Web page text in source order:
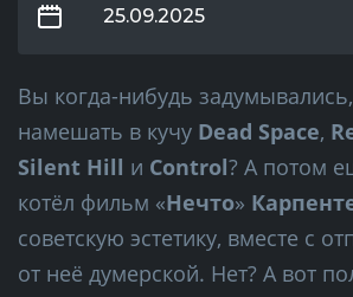
25.09.2025
Вы когда-нибудь
намешать в кучу Dead Space,
Silent Hill и Control? А потом
котёл фильм «Нечто»
советскую эстетику, вместе с
от неё думерской. Нет? А вот